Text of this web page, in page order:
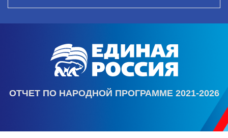
ОТЧЕТ ПО НАРОДНОЙ ПРОГРАММЕ 2021-2026